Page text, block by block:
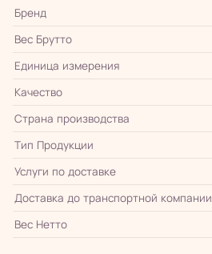
Бренд
Вес Брутто
Единица измерения
Качество
Страна производства
Тип Продукции
Услуги по доставке
Доставка до транспортной компании
Вес Нетто